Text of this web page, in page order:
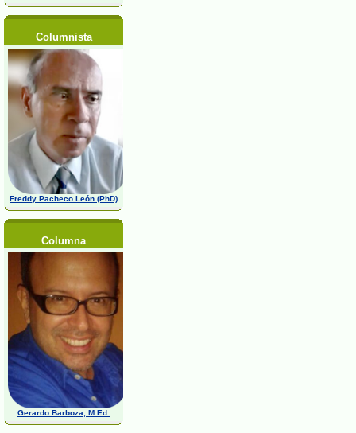
Columnista
Freddy Pacheco León (PhD)
Columna
Gerardo Barboza, M.Ed.